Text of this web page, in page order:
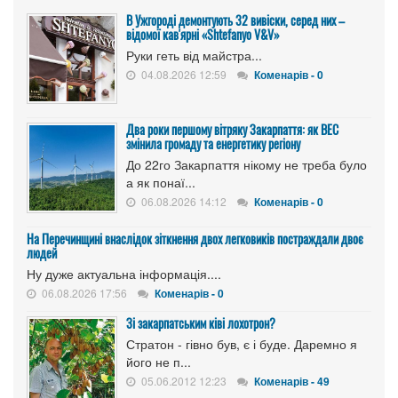
В Ужгороді демонтують 32 вивіски, серед них –
відомої кав'ярні «Shtefanyo V&V»
Руки геть від майстра...
04.08.2026 12:59 Коменарів - 0
Два роки першому вітряку Закарпаття: як ВЕС
змінила громаду та енергетику регіону
До 22го Закарпаття нікому не треба було
а як понаї...
06.08.2026 14:12 Коменарів - 0
На Перечинщині внаслідок зіткнення двох легковиків постраждали двоє
людей
Ну дуже актуальна інформація....
06.08.2026 17:56 Коменарів - 0
Зі закарпатським ківі лохотрон?
Стратон - гівно був, є і буде. Даремно я
його не п...
05.06.2012 12:23 Коменарів - 49